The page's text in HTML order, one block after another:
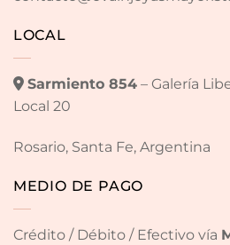
LOCAL
Sarmiento 854– Galería
Local 20
Rosario, Santa Fe, Argentina
MEDIO DE PAGO
Crédito / Débito / Efectivo vía